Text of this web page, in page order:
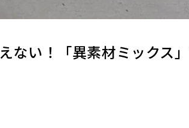
ない！「異素材ミックス